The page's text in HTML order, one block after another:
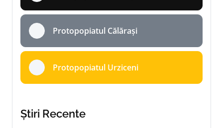
Protopopiatul Călărași
Protopopiatul Urziceni
Știri Recente